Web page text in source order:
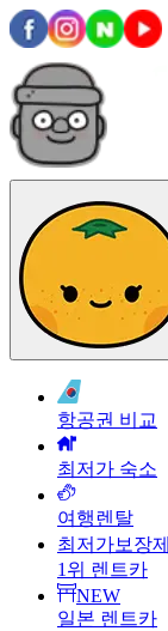
항공권 비교
최저가 숙소
여행렌탈
최저가보장제
1위 렌트카
NEW
일본 렌트카